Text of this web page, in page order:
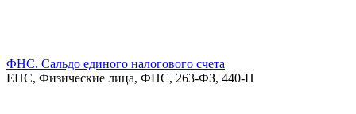
ФНС. Сальдо единого налогового счета
ЕНС, Физические лица, ФНС, 263-ФЗ, 440-П